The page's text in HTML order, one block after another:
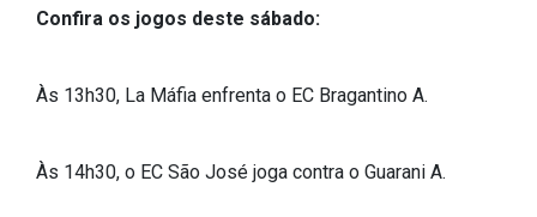
Concursos
Licitações
Chamamentos Públicos
Confira os jogos deste sábado:
Às 13h30, La Máfia enfrenta o EC Bragantino A.
Às 14h30, o EC São José joga contra o Guarani A.